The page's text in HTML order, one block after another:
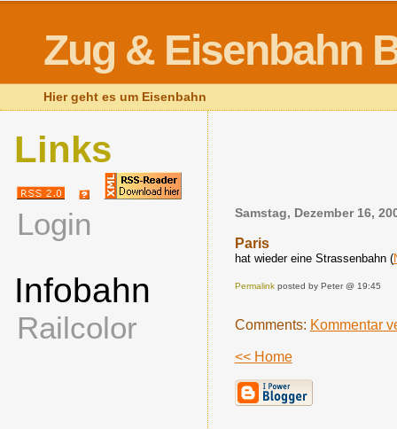
Zug & Eisenbahn
Hier geht es um Eisenbahn
Samstag, Dezember 16,
Paris
hat wieder eine Strassenbahn (
Permalinkposted by Peter @ 19:45
Comments: Kommentar
<< Home
Links
Login
Infobahn
Railcolor